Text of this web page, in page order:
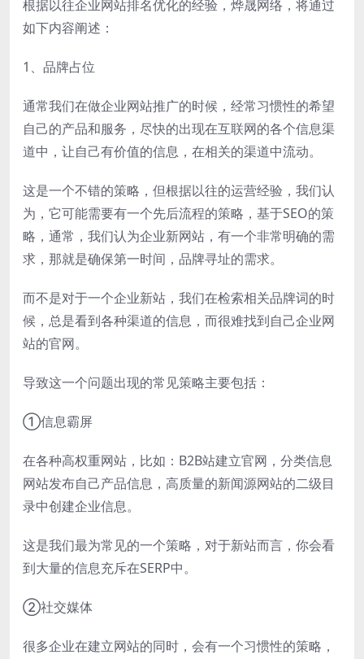
根据以往企业网站排名优化的经验，烨晟网络，将通过
如下内容阐述：
1、品牌占位
通常我们在做企业网站推广的时候，经常习惯性的希望
自己的产品和服务，尽快的出现在互联网的各个信息渠
道中，让自己有价值的信息，在相关的渠道中流动。
这是一个不错的策略，但根据以往的运营经验，我们认
为，它可能需要有一个先后流程的策略，基于SEO的策
略，通常，我们认为企业新网站，有一个非常明确的需
求，那就是确保第一时间，品牌寻址的需求。
而不是对于一个企业新站，我们在检索相关品牌词的时
候，总是看到各种渠道的信息，而很难找到自己企业网
站的官网。
导致这一个问题出现的常见策略主要包括：
①信息霸屏
在各种高权重网站，比如：B2B站建立官网，分类信息
网站发布自己产品信息，高质量的新闻源网站的二级目
录中创建企业信息。
这是我们最为常见的一个策略，对于新站而言，你会看
到大量的信息充斥在SERP中。
②社交媒体
很多企业在建立网站的同时，会有一个习惯性的策略，